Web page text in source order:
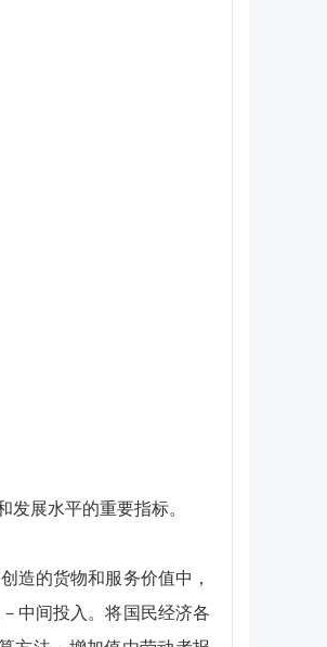
展水平的重要指标。
造的货物和服务价值中，
中间投入。将国民经济各